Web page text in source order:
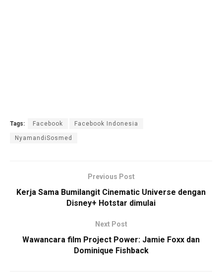
Tags: Facebook Facebook Indonesia
NyamandiSosmed
Previous Post
Kerja Sama Bumilangit Cinematic Universe dengan
Disney+ Hotstar dimulai
Next Post
Wawancara film Project Power: Jamie Foxx dan
Dominique Fishback